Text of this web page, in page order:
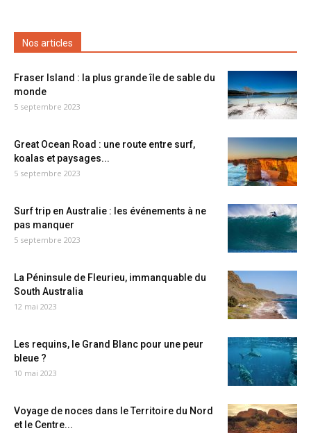
Nos articles
Fraser Island : la plus grande île de sable du
monde
5 septembre 2023
Great Ocean Road : une route entre surf,
koalas et paysages...
5 septembre 2023
Surf trip en Australie : les événements à ne
pas manquer
5 septembre 2023
La Péninsule de Fleurieu, immanquable du
South Australia
12 mai 2023
Les requins, le Grand Blanc pour une peur
bleue ?
10 mai 2023
Voyage de noces dans le Territoire du Nord
et le Centre...